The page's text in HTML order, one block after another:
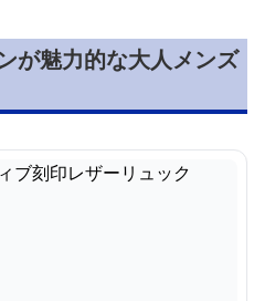
が魅力的な大人メンズ